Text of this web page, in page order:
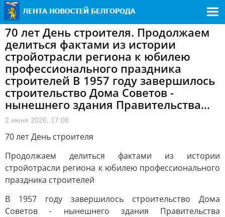
70 лет День строителя. Продолжаем
делиться фактами из истории
стройотрасли региона к юбилею
профессионального праздника
строителей В 1957 году завершилось
строительство Дома Советов -
нынешнего здания Правительства...
2 июня 2026, 17:08
70 лет День строителя
Продолжаем делиться фактами из истории
стройотрасли региона к юбилею профессионального
праздника строителей
В 1957 году завершилось строительство Дома
Советов - нынешнего здания Правительства